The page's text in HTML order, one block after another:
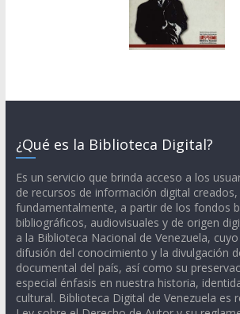
¿Qué es la Biblioteca Digital?
Es un servicio que brinda acceso a los
de recursos de información digital creados,
fundamentalmente, a partir de los fondos
bibliográficos, audiovisuales y de origen
a la Biblioteca Nacional de Venezuela,
difusión del conocimiento y la divulgación
documental del país, así como su
especial énfasis en nuestra historia,
cultural. Biblioteca Digital de Venezuela es